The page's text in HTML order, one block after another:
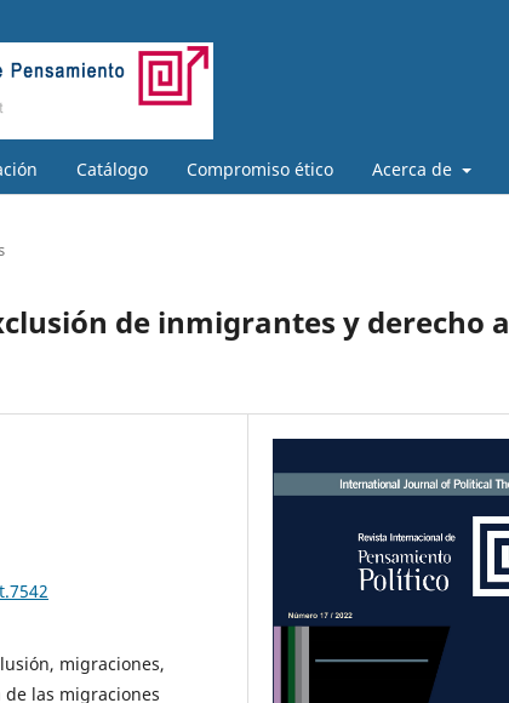
Catálogo Compromiso ético Acerca de
de inmigrantes y derecho a
migraciones,
las migraciones